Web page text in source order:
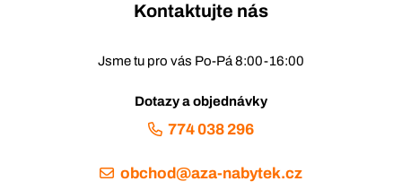
Kontaktujte nás
Jsme tu pro vás Po-Pá 8:00-16:00
Dotazy a objednávky
774 038 296
obchod@aza-nabytek.cz